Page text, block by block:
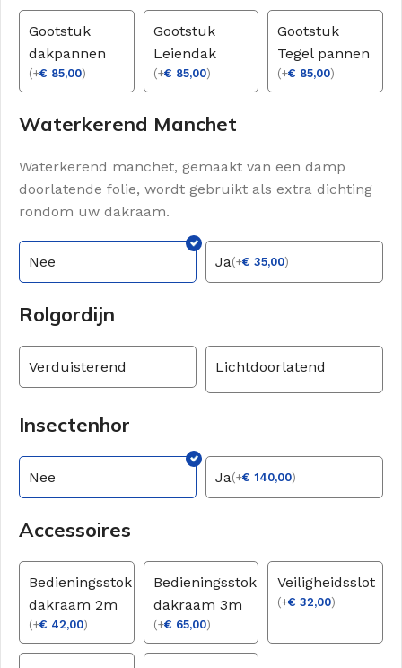
Gootstuk
dakpannen
(+€ 85,00)
Gootstuk
Leiendak
(+€ 85,00)
Gootstuk
Tegel pannen
(+€ 85,00)
Waterkerend Manchet
Waterkerend manchet, gemaakt van een damp
doorlatende folie, wordt gebruikt als extra dichting
rondom uw dakraam.
Nee Ja(+€ 35,00)
Rolgordijn
Verduisterend Lichtdoorlatend
Insectenhor
Nee Ja(+€ 140,00)
Accessoires
Bedieningsstok
dakraam 2m
(+€ 42,00)
Bedieningsstok
dakraam 3m
(+€ 65,00)
Veiligheidsslot
(+€ 32,00)